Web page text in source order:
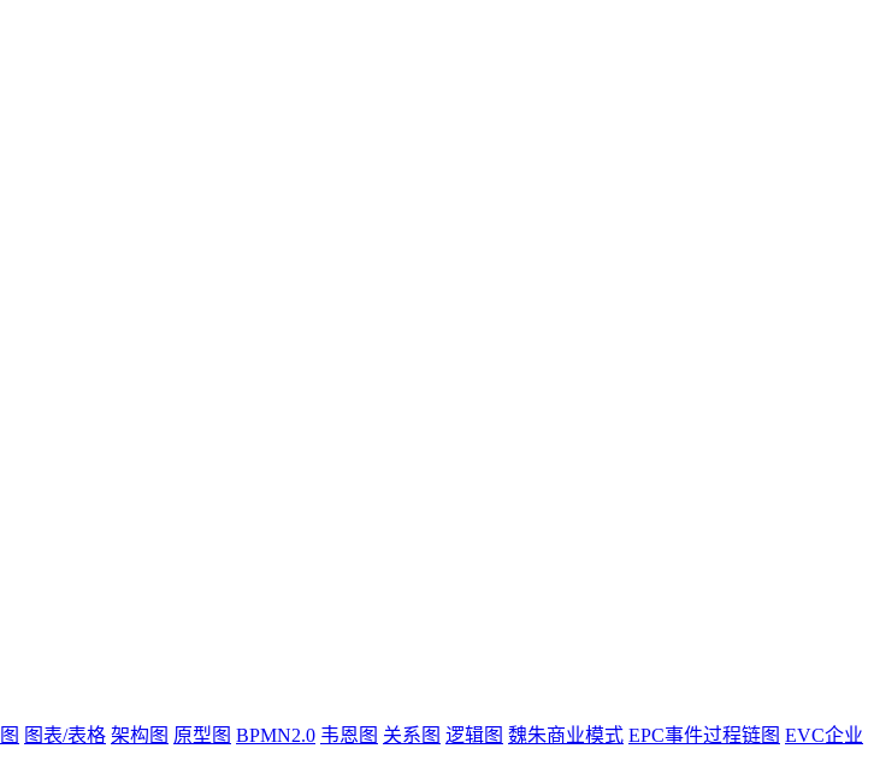
图表/表格 架构图 原型图 BPMN2.0 韦恩图 关系图 逻辑图 魏朱商业模式 EPC事件过程链图 EVC企业